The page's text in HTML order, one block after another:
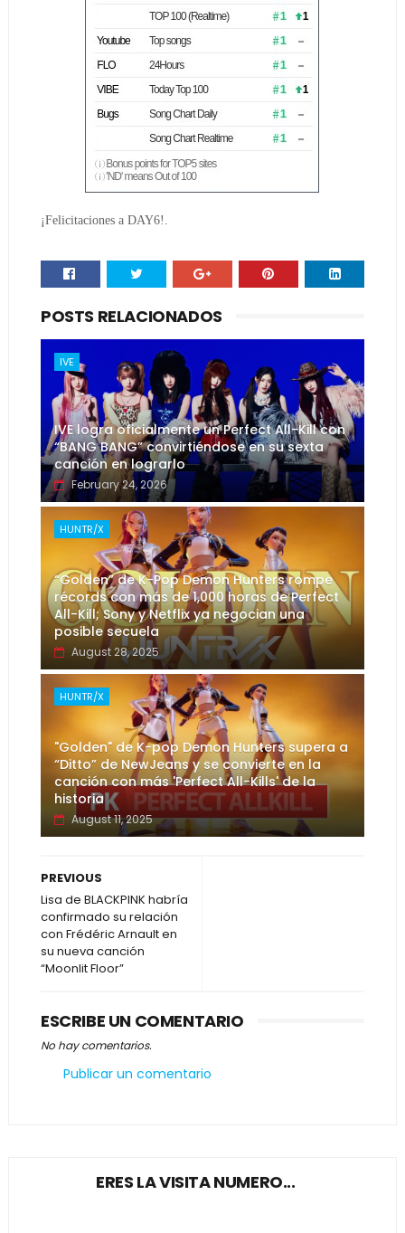
¡Felicitaciones a DAY6!.
POSTS RELACIONADOS
IVE
IVE logra oficialmente un Perfect All-Kill con
“BANG BANG” convirtiéndose en su sexta
canción en lograrlo
February 24, 2026
HUNTR/X
“Golden” de K-Pop Demon Hunters rompe
récords con más de 1,000 horas de Perfect
All-Kill; Sony y Netflix ya negocian una
posible secuela
August 28, 2025
HUNTR/X
"Golden" de K-pop Demon Hunters supera a
“Ditto” de NewJeans y se convierte en la
canción con más 'Perfect All-Kills' de la
historia
August 11, 2025
PREVIOUS
Lisa de BLACKPINK habría
confirmado su relación
con Frédéric Arnault en
su nueva canción
“Moonlit Floor”
ESCRIBE UN COMENTARIO
No hay comentarios.
Publicar un comentario
ERES LA VISITA NUMERO...